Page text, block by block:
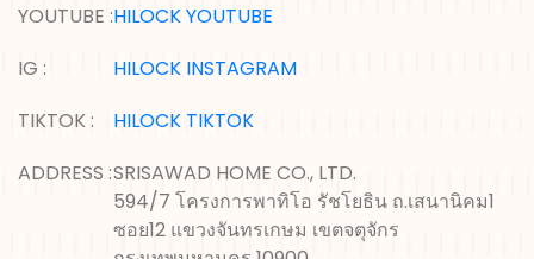
YOUTUBE :HILOCK YOUTUBE
IG :
HILOCK INSTAGRAM
TIKTOK :
HILOCK TIKTOK
ADDRESS :SRISAWAD HOME CO., LTD.
594/7 โครงการพาทิโอ รัชโยธิน ถ.เสนานิคม1
ซอย12 แขวงจันทรเกษม เขตจตุจักร